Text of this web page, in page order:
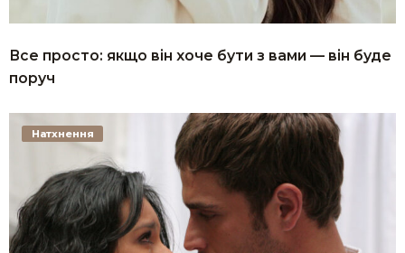
Все просто: якщо він хоче бути з вами — він буде
поруч
Натхнення